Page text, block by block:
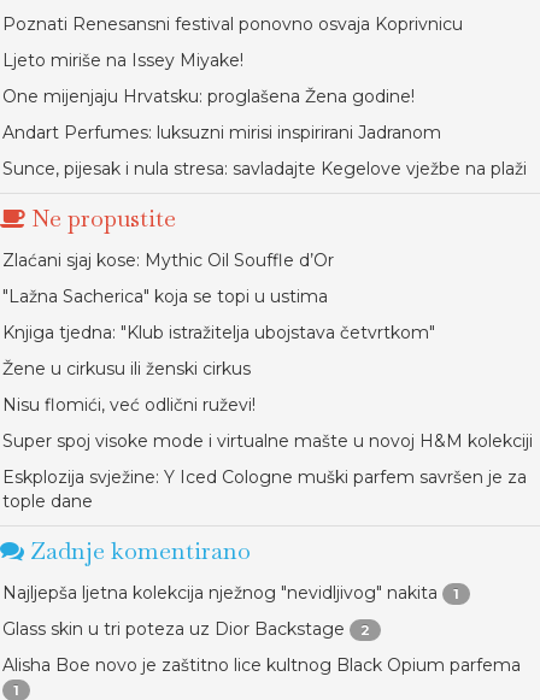
Poznati Renesansni festival ponovno osvaja Koprivnicu
Ljeto miriše na Issey Miyake!
One mijenjaju Hrvatsku: proglašena Žena godine!
Andart Perfumes: luksuzni mirisi inspirirani Jadranom
Sunce, pijesak i nula stresa: savladajte Kegelove vježbe na plaži
Ne propustite
Zlaćani sjaj kose: Mythic Oil Souffle d’Or
"Lažna Sacherica" koja se topi u ustima
Knjiga tjedna: "Klub istražitelja ubojstava četvrtkom"
Žene u cirkusu ili ženski cirkus
Nisu flomići, već odlični ruževi!
Super spoj visoke mode i virtualne mašte u novoj H&M kolekciji
Eskplozija svježine: Y Iced Cologne muški parfem savršen je za
tople dane
Zadnje komentirano
Najljepša ljetna kolekcija nježnog "nevidljivog" nakita 1
Glass skin u tri poteza uz Dior Backstage 2
Alisha Boe novo je zaštitno lice kultnog Black Opium parfema
1